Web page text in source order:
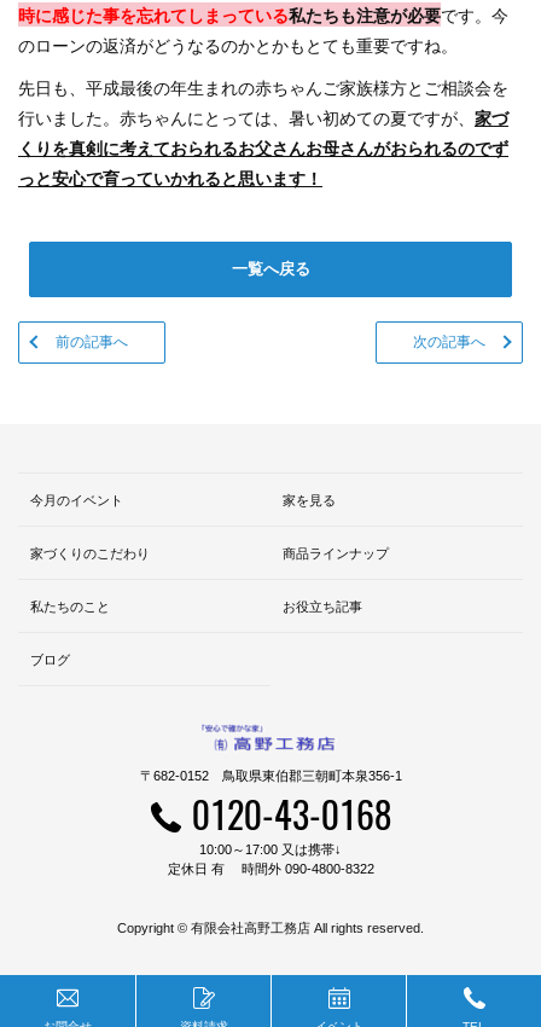
時に感じた事を忘れてしまっている私たちも注意が必要です。 今
のローンの返済がどうなるのかとかもとても重要ですね。
先日も、平成最後の年生まれの赤ちゃんご家族様方とご相談会を
行いました。 赤ちゃんにとっては、暑い初めての夏ですが、 家づ
くりを真剣に考えておられるお父さんお母さんがおられるのでず
っと安心で育っていかれると思います！
一覧へ戻る
前の記事へ 次の記事へ
今月のイベント 家を見る
家づくりのこだわり 商品ラインナップ
私たちのこと お役立ち記事
ブログ
〒682-0152 鳥取県東伯郡三朝町本泉356-1
0120-43-0168
10:00～17:00 又は携帯↓
定休日 有 時間外 090-4800-8322
Copyright © 有限会社高野工務店 All rights reserved.